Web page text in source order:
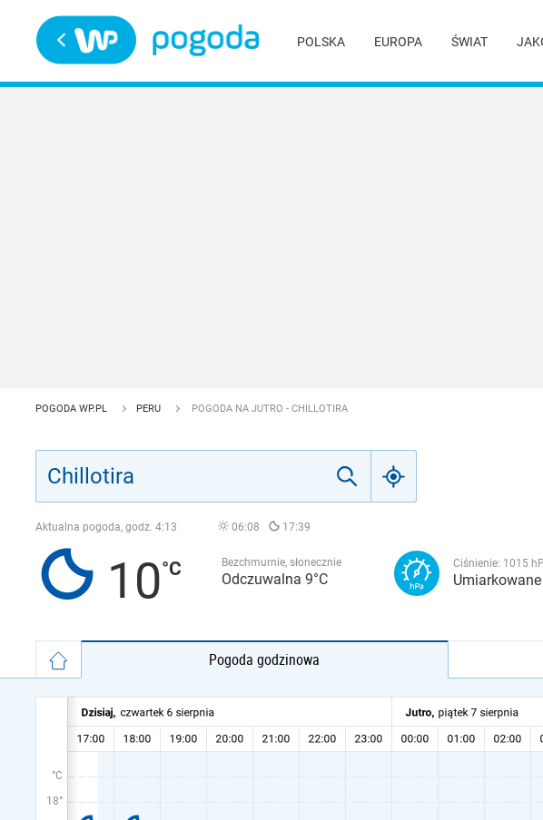
POLSKA EUROPA ŚWIAT
POGODA WP.PL PERU POGODA NA JUTRO - CHILLOTIRA
Aktualna pogoda, godz. 4:13 06:08 17:39
10 Bezchmurnie, słonecznie
Odczuwalna 9°C
Ciśnienie: 1015
Umiarkowane
Pogoda godzinowa
°C
18°